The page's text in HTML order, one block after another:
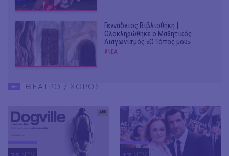
Γεννάδειος Βιβλιοθήκη |
Ολοκληρώθηκε ο Μαθητικός
Διαγωνισμός «Ο Τόπος μου»
#ΝΕΑ
ΘΕΑΤΡΟ / ΧΟΡΟΣ